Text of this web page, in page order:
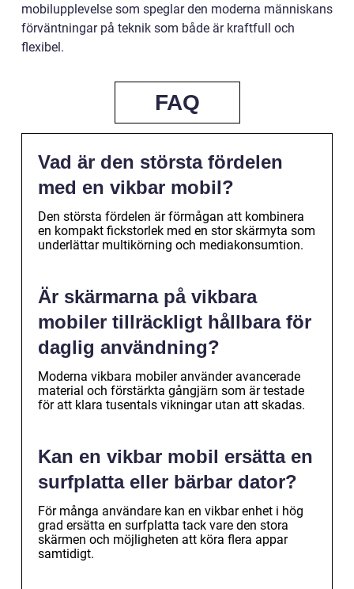
mobilupplevelse som speglar den moderna människans
förväntningar på teknik som både är kraftfull och
flexibel.
FAQ
Vad är den största fördelen
med en vikbar mobil?
Den största fördelen är förmågan att kombinera
en kompakt fickstorlek med en stor skärmyta som
underlättar multikörning och mediakonsumtion.
Är skärmarna på vikbara
mobiler tillräckligt hållbara för
daglig användning?
Moderna vikbara mobiler använder avancerade
material och förstärkta gångjärn som är testade
för att klara tusentals vikningar utan att skadas.
Kan en vikbar mobil ersätta en
surfplatta eller bärbar dator?
För många användare kan en vikbar enhet i hög
grad ersätta en surfplatta tack vare den stora
skärmen och möjligheten att köra flera appar
samtidigt.